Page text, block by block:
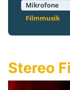
Mikrofone
Filmmusik
Stereo